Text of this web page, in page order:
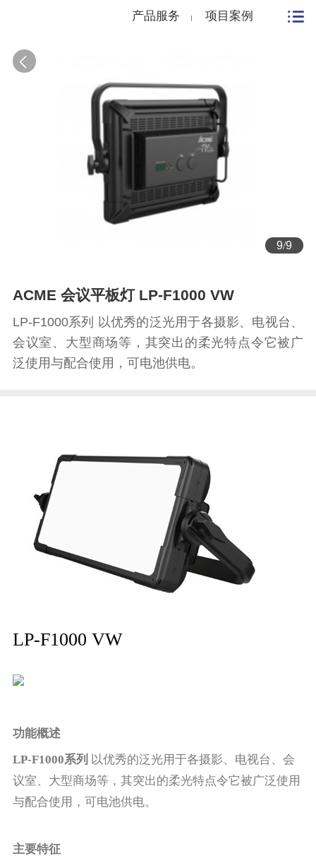
产品服务 项目案例
9/9
ACME 会议平板灯 LP-F1000 VW
LP-F1000系列 以优秀的泛光用于各摄影、电视台、
会议室、大型商场等，其突出的柔光特点令它被广
泛使用与配合使用，可电池供电。
LP-F1000 VW
功能概述
LP-F1000系列 以优秀的泛光用于各摄影、电视台、会
议室、大型商场等，其突出的柔光特点令它被广泛使用
与配合使用，可电池供电。
主要特征